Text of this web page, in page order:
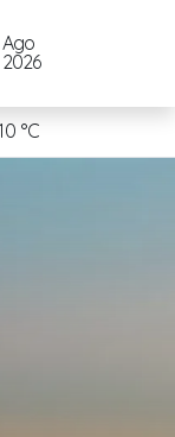
Ago
2026
°C